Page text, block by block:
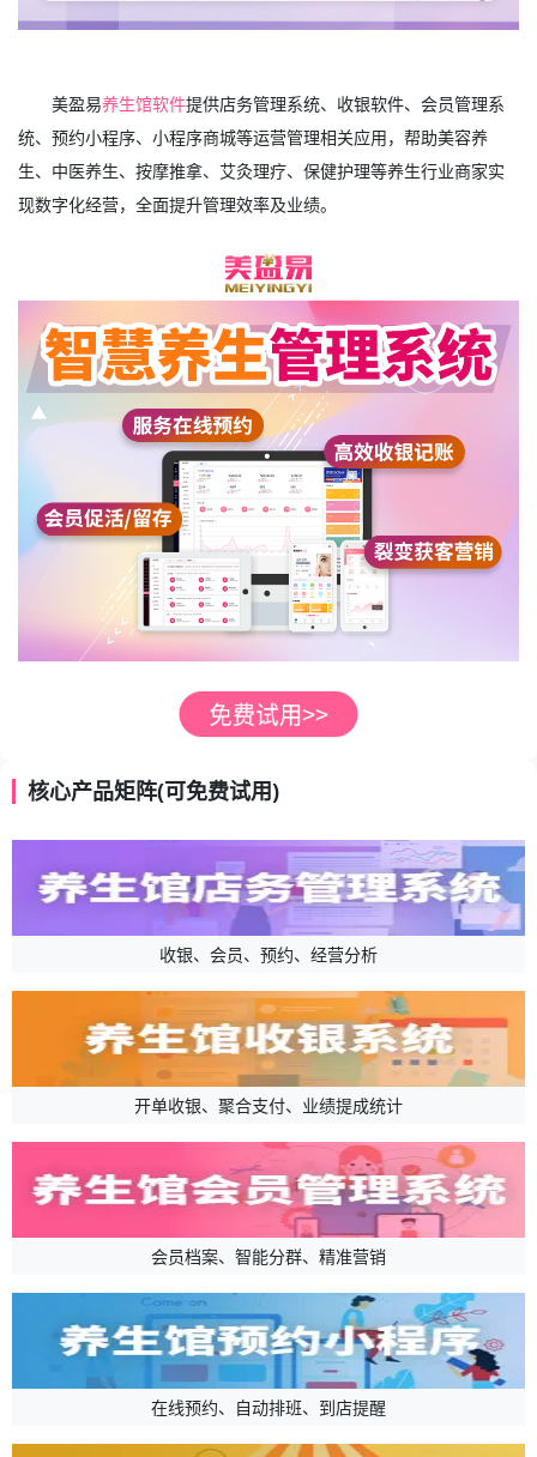
美盈易养生馆软件提供店务管理系统、收银软件、会员管理系
统、预约小程序、小程序商城等运营管理相关应用，帮助美容养
生、中医养生、按摩推拿、艾灸理疗、保健护理等养生行业商家实
现数字化经营，全面提升管理效率及业绩。
核心产品矩阵(可免费试用)
收银、会员、预约、经营分析
开单收银、聚合支付、业绩提成统计
会员档案、智能分群、精准营销
在线预约、自动排班、到店提醒